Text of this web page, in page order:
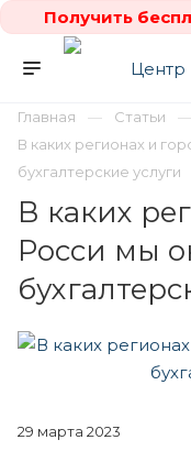
Получить
Главная
Статьи
В каких регионах и
бухгалтерские услуги
В каких
Росси мы
29 марта 2023